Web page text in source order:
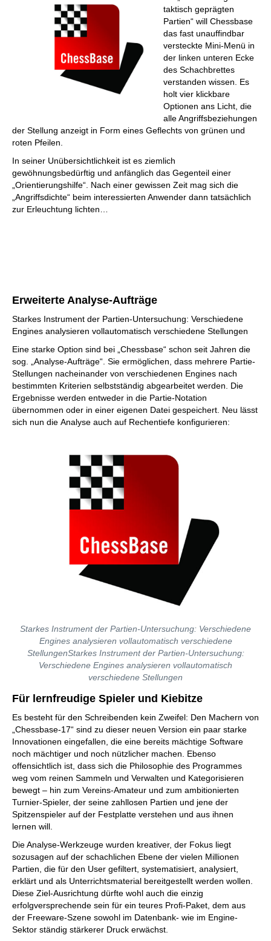
taktisch geprägten
Partien“ will Chessbase
das fast unauffindbar
versteckte Mini-Menü in
der linken unteren Ecke
des Schachbrettes
verstanden wissen. Es
holt vier klickbare
Optionen ans Licht, die
alle Angriffsbeziehungen
der Stellung anzeigt in Form eines Geflechts von grünen und
roten Pfeilen.
In seiner Unübersichtlichkeit ist es ziemlich
gewöhnungsbedürftig und anfänglich das Gegenteil einer
„Orientierungshilfe“. Nach einer gewissen Zeit mag sich die
„Angriffsdichte“ beim interessierten Anwender dann tatsächlich
zur Erleuchtung lichten…
Erweiterte Analyse-Aufträge
Starkes Instrument der Partien-Untersuchung: Verschiedene
Engines analysieren vollautomatisch verschiedene Stellungen
Eine starke Option sind bei „Chessbase“ schon seit Jahren die
sog. „Analyse-Aufträge“. Sie ermöglichen, dass mehrere Partie-
Stellungen nacheinander von verschiedenen Engines nach
bestimmten Kriterien selbstständig abgearbeitet werden. Die
Ergebnisse werden entweder in die Partie-Notation
übernommen oder in einer eigenen Datei gespeichert. Neu lässt
sich nun die Analyse auch auf Rechentiefe konfigurieren:
Starkes Instrument der Partien-Untersuchung: Verschiedene
Engines analysieren vollautomatisch verschiedene
StellungenStarkes Instrument der Partien-Untersuchung:
Verschiedene Engines analysieren vollautomatisch
verschiedene Stellungen
Für lernfreudige Spieler und Kiebitze
Es besteht für den Schreibenden kein Zweifel: Den Machern von
„Chessbase-17“ sind zu dieser neuen Version ein paar starke
Innovationen eingefallen, die eine bereits mächtige Software
noch mächtiger und noch nützlicher machen. Ebenso
offensichtlich ist, dass sich die Philosophie des Programmes
weg vom reinen Sammeln und Verwalten und Kategorisieren
bewegt – hin zum Vereins-Amateur und zum ambitionierten
Turnier-Spieler, der seine zahllosen Partien und jene der
Spitzenspieler auf der Festplatte verstehen und aus ihnen
lernen will.
Die Analyse-Werkzeuge wurden kreativer, der Fokus liegt
sozusagen auf der schachlichen Ebene der vielen Millionen
Partien, die für den User gefiltert, systematisiert, analysiert,
erklärt und als Unterrichtsmaterial bereitgestellt werden wollen.
Diese Ziel-Ausrichtung dürfte wohl auch die einzig
erfolgversprechende sein für ein teures Profi-Paket, dem aus
der Freeware-Szene sowohl im Datenbank- wie im Engine-
Sektor ständig stärkerer Druck erwächst.